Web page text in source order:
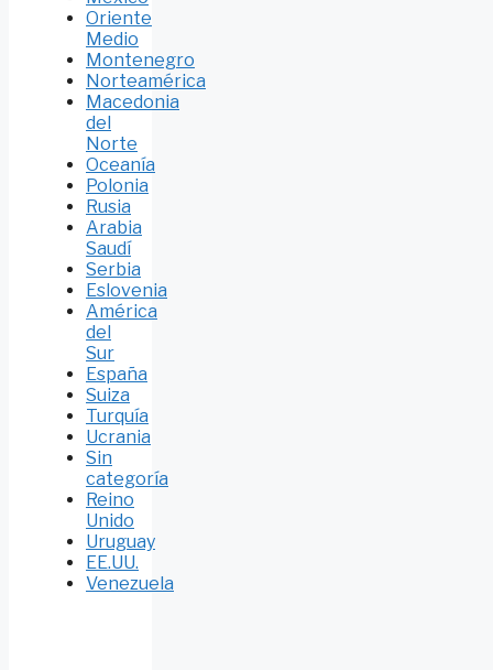
Oriente
Medio
Montenegro
Norteamérica
Macedonia
del
Norte
Oceanía
Polonia
Rusia
Arabia
Saudí
Serbia
Eslovenia
América
del
Sur
España
Suiza
Turquía
Ucrania
Sin
categoría
Reino
Unido
Uruguay
EE.UU.
Venezuela